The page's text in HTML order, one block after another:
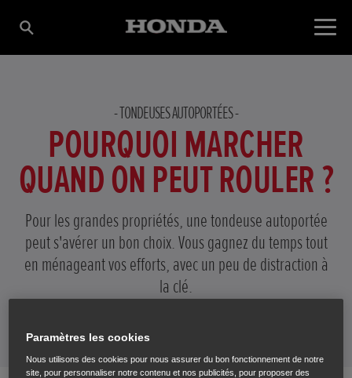
TONDEUSES AUTOPORTÉES
POURQUOI MARCHER
QUAND ON PEUT ROULER ?
Pour les grandes propriétés, une tondeuse autoportée
peut s'avérer un bon choix. Vous gagnez du temps tout
en ménageant vos efforts, avec un peu de distraction à
la clé.
Paramètres les cookies
Nous utilisons des cookies pour nous assurer du bon fonctionnement de notre
site, pour personnaliser notre contenu et nos publicités, pour proposer des